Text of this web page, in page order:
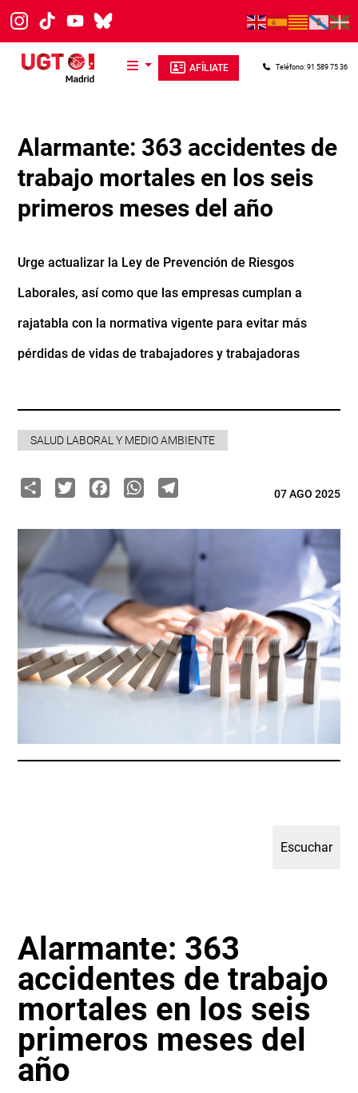
Pasar al contenido principal
AFÍLIATE Teléfono: 91 589 75 36
Alarmante: 363 accidentes de
trabajo mortales en los seis
primeros meses del año
Urge actualizar la Ley de Prevención de Riesgos
Laborales, así como que las empresas cumplan a
rajatabla con la normativa vigente para evitar más
pérdidas de vidas de trabajadores y trabajadoras
SALUD LABORAL Y MEDIO AMBIENTE
ShareTwitterFacebook
WhatsApp
Telegram07 AGO 2025
Alarmante: 363
accidentes de trabajo
mortales en los seis
primeros meses del
año